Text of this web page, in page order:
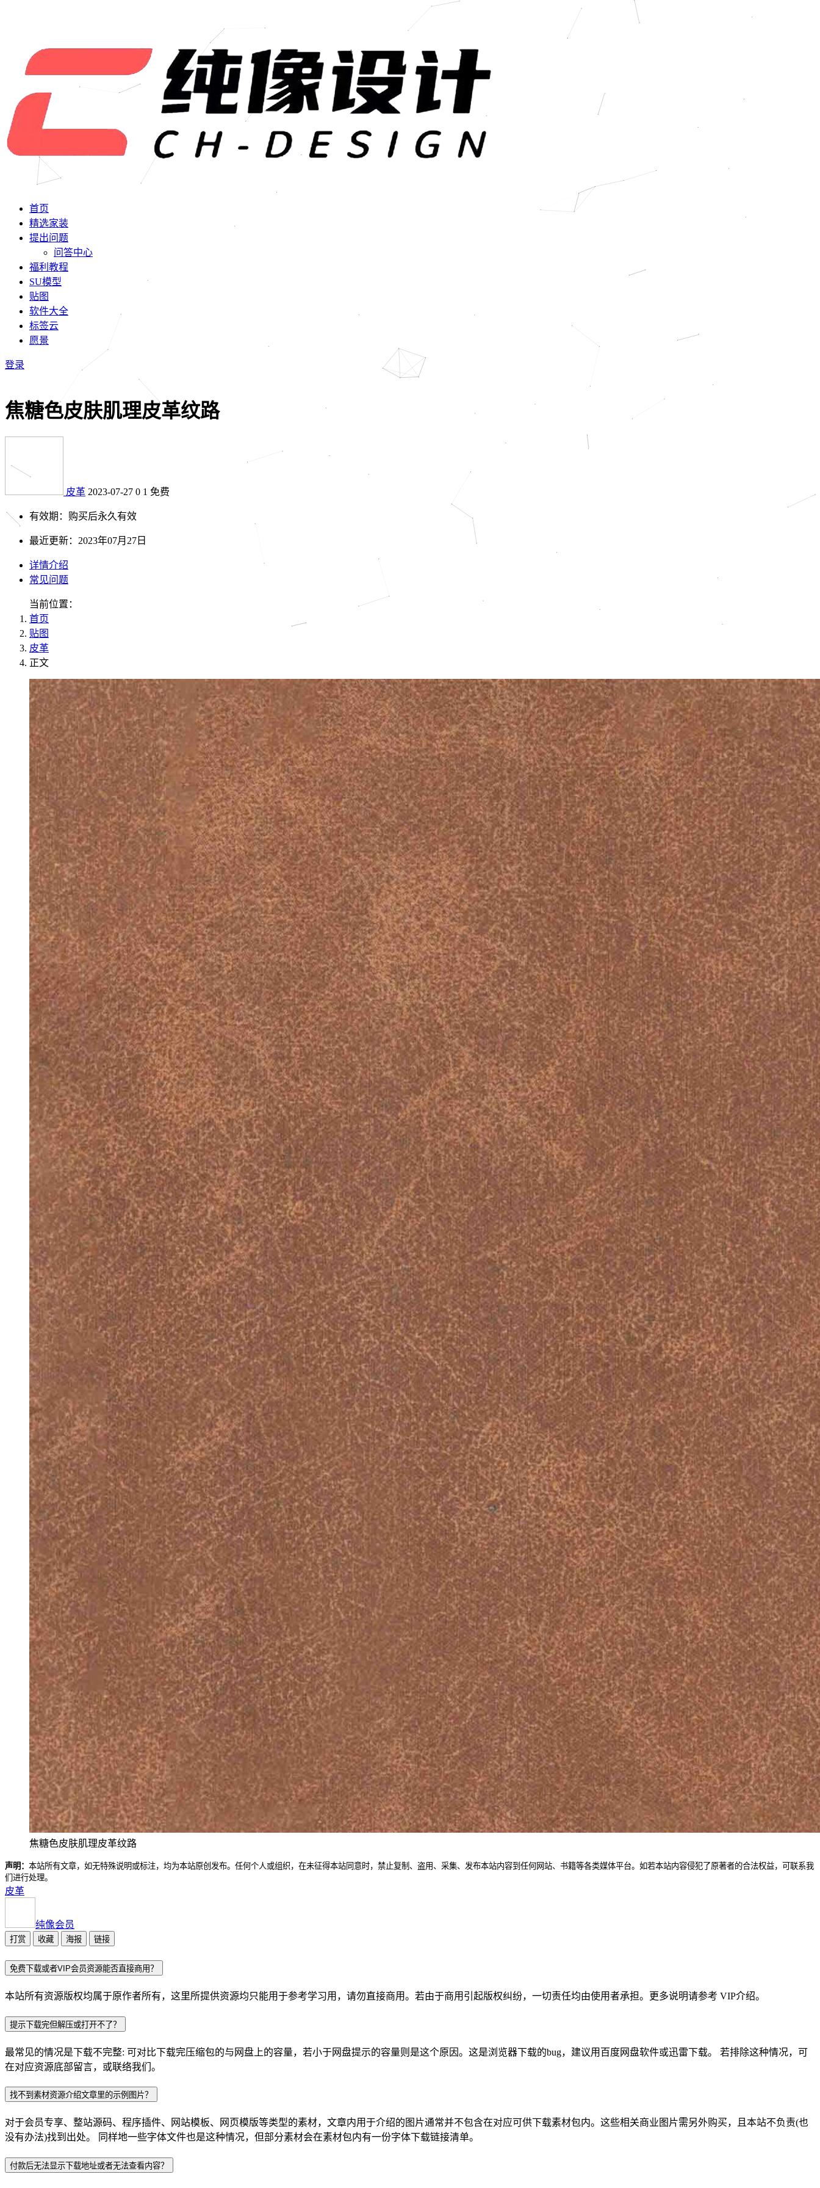
首页
精选家装
提出问题
问答中心
福利教程
SU模型
贴图
软件大全
标签云
愿景
登录
焦糖色皮肤肌理皮革纹路
皮革 2023-07-27 0 1 免费
有效期：购买后永久有效
最近更新：2023年07月27日
详情介绍
常见问题
当前位置：
首页
贴图
皮革
正文
焦糖色皮肤肌理皮革纹路
声明： 本站所有文章，如无特殊说明或标注，均为本站原创发布。任何个人或组织，在未征得本站同意时，禁止复制、盗用、采集、发布本站内容到任何网站、书籍等各类媒体平台。如若本站内容侵犯了原著者的合法权益，可联系我
们进行处理。
皮革
纯像会员
打赏 收藏 海报 链接
免费下载或者VIP会员资源能否直接商用？
本站所有资源版权均属于原作者所有，这里所提供资源均只能用于参考学习用，请勿直接商用。若由于商用引起版权纠纷，一切责任均由使用者承担。更多说明请参考 VIP介绍。
提示下载完但解压或打开不了？
最常见的情况是下载不完整: 可对比下载完压缩包的与网盘上的容量，若小于网盘提示的容量则是这个原因。这是浏览器下载的bug，建议用百度网盘软件或迅雷下载。 若排除这种情况，可
在对应资源底部留言，或联络我们。
找不到素材资源介绍文章里的示例图片？
对于会员专享、整站源码、程序插件、网站模板、网页模版等类型的素材，文章内用于介绍的图片通常并不包含在对应可供下载素材包内。这些相关商业图片需另外购买，且本站不负责(也
没有办法)找到出处。 同样地一些字体文件也是这种情况，但部分素材会在素材包内有一份字体下载链接清单。
付款后无法显示下载地址或者无法查看内容？